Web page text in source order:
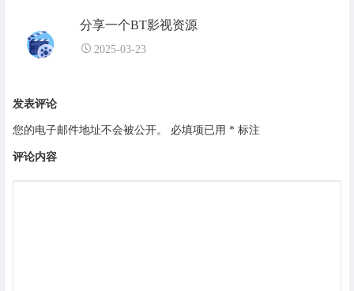
分享一个BT影视资源
2025-03-23
发表评论
您的电子邮件地址不会被公开。 必填项已用 * 标注
评论内容